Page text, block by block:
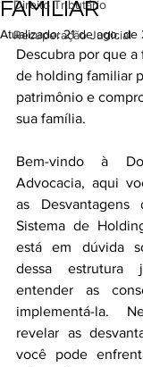
Direito Tributário
Recuperação Judicial
FAMILIAR
Atualizado:21 de ago. de
Descubra por que
de holding familiar
patrimônio e
sua família.
Bem-vindo à
Advocacia, aqui
as
Sistema de
está em dúvida
dessa estrutura
entender as
implementá-la.
revelar as
você pode